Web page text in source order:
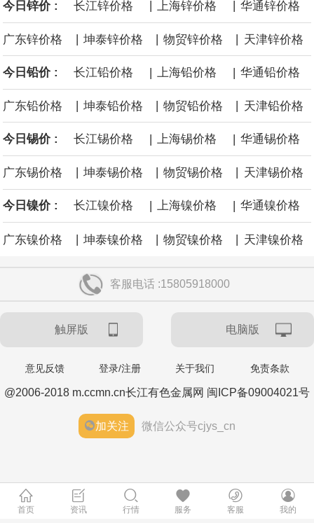
一场审判。在那次审判中，新墨西哥州陪审团认定“元”公司需就涉嫌
导致青少年心理健康问题及利用其产品进行性剥削的行为，承担
白宫已邀请美国关键矿产行业的顶级高管周五与总统唐纳德·特朗普
会面。据知情人士透露，此次活动旨在展示为促进关键矿产开发和
加工所做的努力，并计划公布一些交易和谅解备忘录。
国内政部达成和解协议，美国政府支付12.2亿美元和解资金，RWE
将放弃位于纽约湾、加州近海和路易斯安那州近海的海上风电租赁
权益。
据广钢气体消息，8月6日，广钢气体与韩国头部工业气体服务商
AirFirst正式签署实质性长期战略合作协议。双方将建立常态化技术
决方案开展联合迭代与场景优化，针对韩国先进半导体制程标准持
今日锌价 : 长江锌价格 上海锌价格 华通锌价格
广东锌价格 | 坤泰锌价格 | 物贸锌价格 | 天津锌价格
今日铅价 : 长江铅价格 | 上海铅价格 | 华通铅价格
广东铅价格 坤泰铅价格 物贸铅价格 天津铅价格
今日锡价 : 长江锡价格 | 上海锡价格 | 华通锡价格
广东锡价格 坤泰锡价格 物贸锡价格 天津锡价格
今日镍价 : 长江镍价格 | 上海镍价格 | 华通镍价格
广东镍价格 | 坤泰镍价格 | 物贸镍价格 | 天津镍价格
客服电话 :15805918000
触屏版 电脑版
意见反馈 登录/注册 关于我们 免责条款
@2006-2018 m.ccmn.cn长江有色金属网 闽ICP备09004021号
加关注 微信公众号cjys_cn
首页 资讯 行情 服务 客服 我的